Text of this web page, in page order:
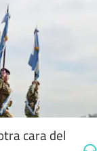
cara del